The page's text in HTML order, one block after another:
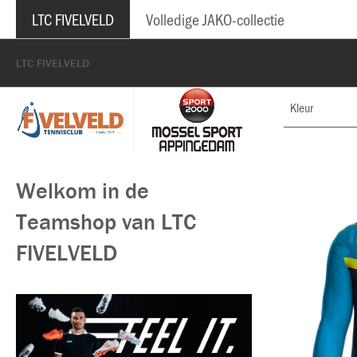
LTC FIVELVELD Volledige JAKO-collectie
LTC FIVELVELD
Welkom in de
Teamshop van LTC
FIVELVELD
Kleur